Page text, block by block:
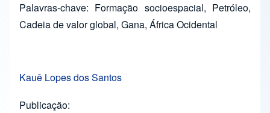
Palavras-chave: Formação socioespacial, Petróleo,
Cadeia de valor global, Gana, África Ocidental
Kauê Lopes dos Santos
Publicação